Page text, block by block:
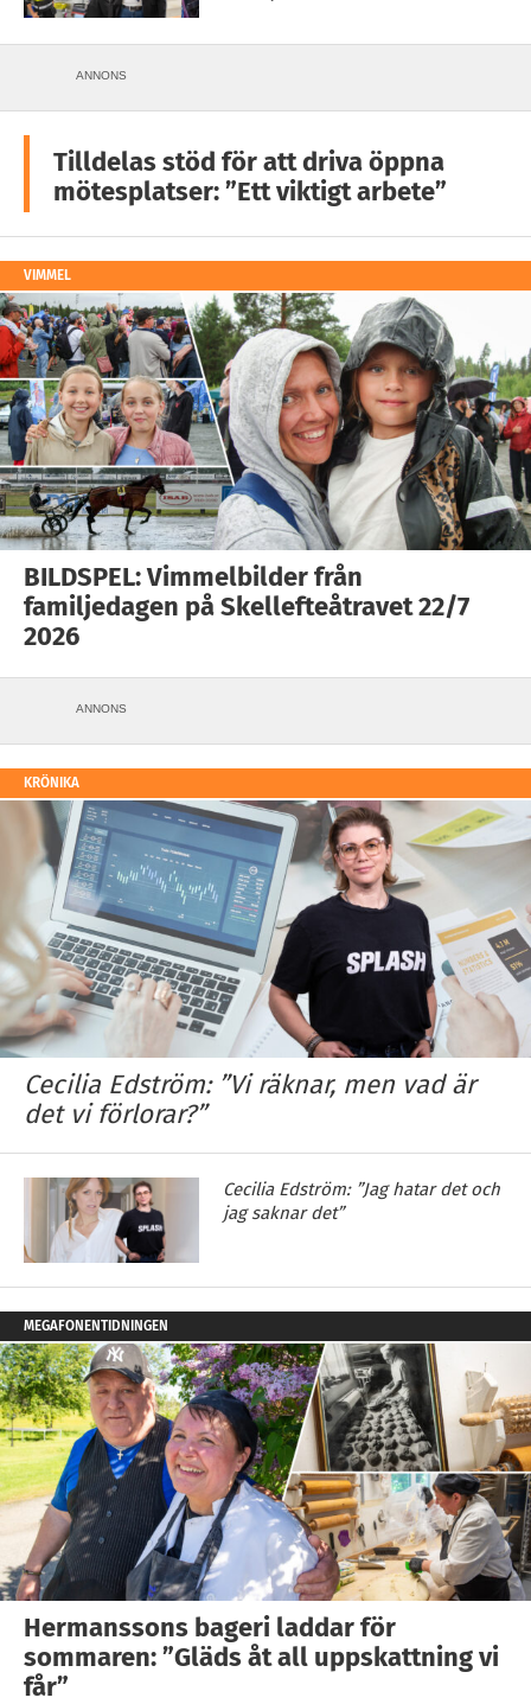
ANNONS
Tilldelas stöd för att driva öppna
mötesplatser: ”Ett viktigt arbete”
VIMMEL
BILDSPEL: Vimmelbilder från
familjedagen på Skellefteåtravet 22/7
2026
ANNONS
KRÖNIKA
Cecilia Edström: ”Vi räknar, men vad är
det vi förlorar?”
Cecilia Edström: ”Jag hatar det och
jag saknar det”
MEGAFONENTIDNINGEN
Hermanssons bageri laddar för
sommaren: ”Gläds åt all uppskattning vi
får”